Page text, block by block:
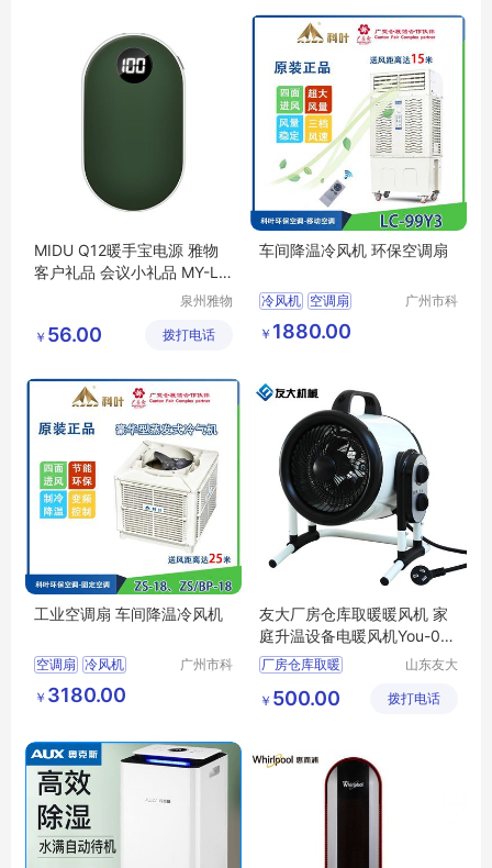
MIDU Q12暖手宝电源 雅物
客户礼品 会议小礼品 MY-LX
泉州雅物
公司
￥ 56.00 拨打电话
车间降温冷风机 环保空调扇
冷风机 空调扇
广州市科
￥ 1880.00
工业空调扇 车间降温冷风机
空调扇 冷风机
广州市科
￥ 3180.00
友大厂房仓库取暖暖风机 家
庭升温设备电暖风机You-00
5厂房仓库取暖
山东友大
有限公司
￥ 500.00 拨打电话